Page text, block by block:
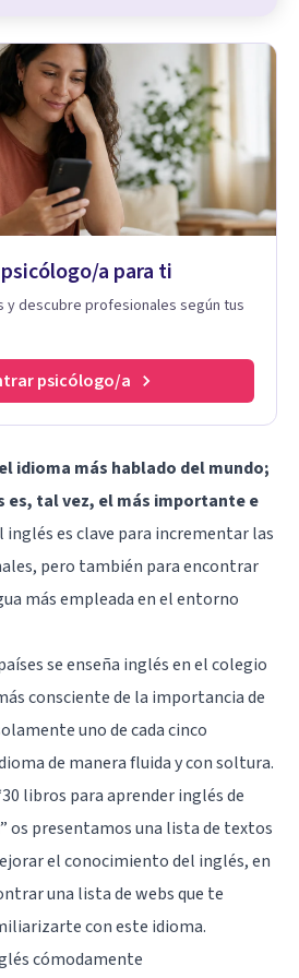
a para ti
y descubre profesionales según tus
psicólogo/a
idioma más hablado del mundo;
es, tal vez, el más importante e
inglés es clave para incrementar las
pero también para encontrar
más empleada en el entorno
se enseña inglés en el colegio
consciente de la importancia de
uno de cada cinco
de manera fluida y con soltura.
30 libros para aprender inglés de
” os presentamos una lista de textos
el conocimiento del inglés, en
una lista de webs que te
con este idioma.
cómodamente